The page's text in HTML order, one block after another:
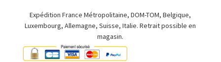
Expédition France Métropolitaine, DOM-TOM, Belgique,
Luxembourg, Allemagne, Suisse, Italie. Retrait possible en
magasin.